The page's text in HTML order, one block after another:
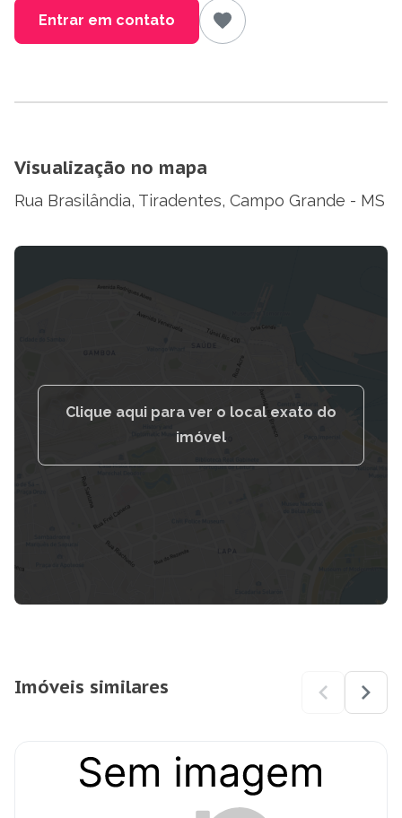
Entrar em contato
Visualização no mapa
Rua Brasilândia, Tiradentes, Campo Grande - MS
Clique aqui para ver o local exato do
imóvel
Imóveis similares